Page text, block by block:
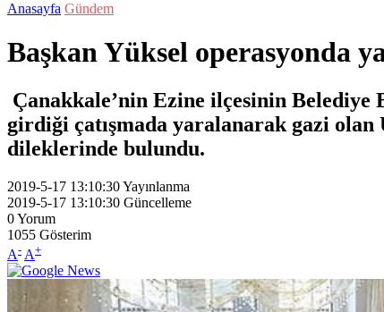
Anasayfa Gündem
Başkan Yüksel operasyonda
Çanakkale’nin Ezine ilçesinin Belediye
girdiği çatışmada yaralanarak gazi olan
dileklerinde bulundu.
2019-5-17 13:10:30Yayınlanma
2019-5-17 13:10:30 Güncelleme
0Yorum
1055 Gösterim
A- A+